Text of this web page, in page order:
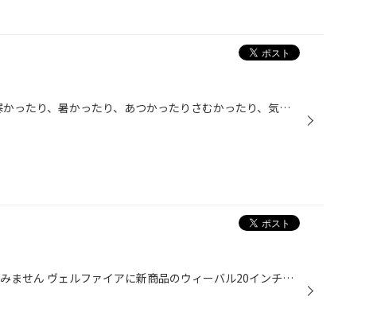
みなさんおはこんばんちは 寒かったり、暑かったり、あつかったりさむかったり、気温もぱっとしませんね。 本日はホンダのS660のホイール変えてみました。 輝くゴールド ＆ 軽量 これでどこを走ってみても、目を引くのは間違いなしですね。
アップするのが遅くなってすみません ヴェルファイアに新商品のウィーバル20インチを 取り付けさせて頂きました マッチングも計算させて頂きましたので お客様にも満足して頂けたと思います I様有難う御座いました、空気圧点検また御持ちしております